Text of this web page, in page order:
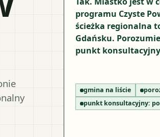
programu Czyste
ścieżka regionalna
Gdańsku.
punkt
gmina na liście
punkt konsultacyjny: